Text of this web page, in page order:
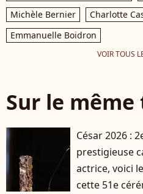
Michèle Bernier
Charlotte
Emmanuelle Boidron
VOIR TOUS
Sur le
César 2026 :
prestigieuse
actrice, voici
cette 51e